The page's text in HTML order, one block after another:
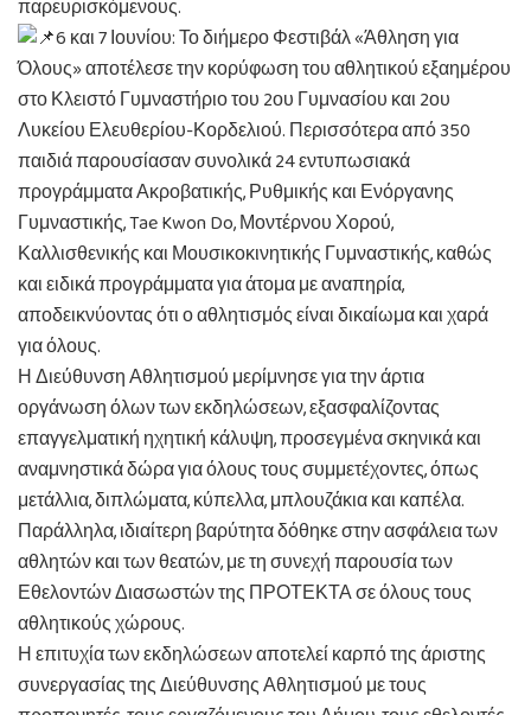
παρευρισκόμενους.
6 και 7 Ιουνίου: Το διήμερο Φεστιβάλ «Άθληση για
Όλους» αποτέλεσε την κορύφωση του αθλητικού εξαημέρου
στο Κλειστό Γυμναστήριο του 2ου Γυμνασίου και 2ου
Λυκείου Ελευθερίου-Κορδελιού. Περισσότερα από 350
παιδιά παρουσίασαν συνολικά 24 εντυπωσιακά
προγράμματα Ακροβατικής, Ρυθμικής και Ενόργανης
Γυμναστικής, Tae Kwon Do, Μοντέρνου Χορού,
Καλλισθενικής και Μουσικοκινητικής Γυμναστικής, καθώς
και ειδικά προγράμματα για άτομα με αναπηρία,
αποδεικνύοντας ότι ο αθλητισμός είναι δικαίωμα και χαρά
για όλους.
Η Διεύθυνση Αθλητισμού μερίμνησε για την άρτια
οργάνωση όλων των εκδηλώσεων, εξασφαλίζοντας
επαγγελματική ηχητική κάλυψη, προσεγμένα σκηνικά και
αναμνηστικά δώρα για όλους τους συμμετέχοντες, όπως
μετάλλια, διπλώματα, κύπελλα, μπλουζάκια και καπέλα.
Παράλληλα, ιδιαίτερη βαρύτητα δόθηκε στην ασφάλεια των
αθλητών και των θεατών, με τη συνεχή παρουσία των
Εθελοντών Διασωστών της ΠΡΟΤΕΚΤΑ σε όλους τους
αθλητικούς χώρους.
Η επιτυχία των εκδηλώσεων αποτελεί καρπό της άριστης
συνεργασίας της Διεύθυνσης Αθλητισμού με τους